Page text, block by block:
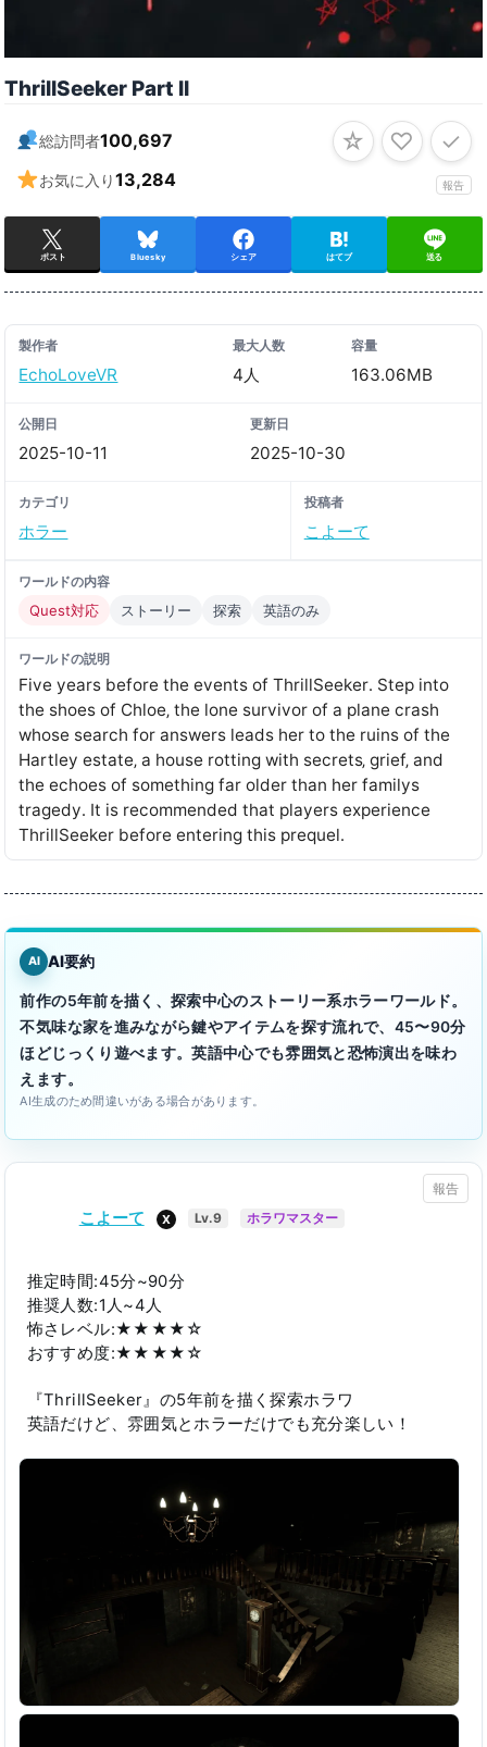
ThrillSeeker Part II
総訪問者100,697
お気に入り13,284 報告
☆ ♡ ✓
ポスト Bluesky シェア はてブ 送る
製作者
EchoLoveVR
最大人数
4人
容量
163.06MB
公開日
2025-10-11
更新日
2025-10-30
カテゴリ
ホラー
投稿者
こよーて
ワールドの内容
Quest対応 ストーリー 探索 英語のみ
ワールドの説明
Five years before the events of ThrillSeeker․ Step into
the shoes of Chloe‚ the lone survivor of a plane crash
whose search for answers leads her to the ruins of the
Hartley estate‚ a house rotting with secrets‚ grief‚ and
the echoes of something far older than her familys
tragedy․ It is recommended that players experience
ThrillSeeker before entering this prequel․
AI AI要約
前作の5年前を描く、探索中心のストーリー系ホラーワールド。
不気味な家を進みながら鍵やアイテムを探す流れで、45〜90分
ほどじっくり遊べます。英語中心でも雰囲気と恐怖演出を味わ
えます。
AI生成のため間違いがある場合があります。
報告
こよーて X Lv.9 ホラワマスター
推定時間:45分~90分
推奨人数:1人~4人
怖さレベル:★★★★☆
おすすめ度:★★★★☆
『ThrillSeeker』の5年前を描く探索ホラワ
英語だけど、雰囲気とホラーだけでも充分楽しい！